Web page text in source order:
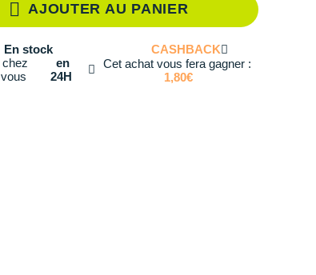
AJOUTER AU PANIER
En stock
chez
vous
en
24H
CASHBACK
Cet achat vous fera gagner :
1,80€